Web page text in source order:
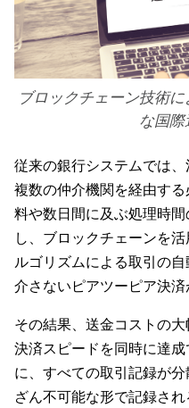
ブロックチェーン技術
な国
従来の銀行システムでは
複数の仲介機関を経由す
料や数日間に及ぶ処理時
し、ブロックチェーンを
ルゴリズムによる取引の
介さないピアツーピア決
その結果、送金コストの
決済スピードを同時に達
に、すべての取引記録が
ざん不可能な形で記録さ